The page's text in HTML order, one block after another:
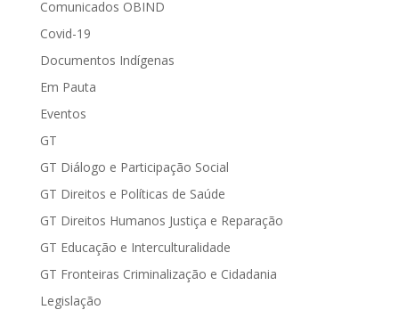
Comunicados OBIND
Covid-19
Documentos Indígenas
Em Pauta
Eventos
GT
GT Diálogo e Participação Social
GT Direitos e Políticas de Saúde
GT Direitos Humanos Justiça e Reparação
GT Educação e Interculturalidade
GT Fronteiras Criminalização e Cidadania
Legislação